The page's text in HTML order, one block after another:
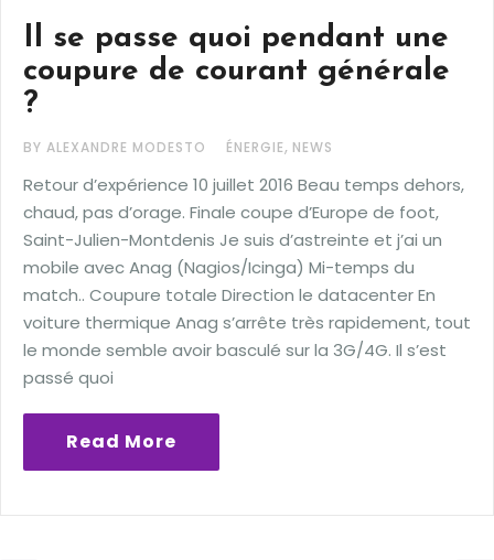
Il se passe quoi pendant une
coupure de courant générale
?
BY ALEXANDRE MODESTO ÉNERGIE, NEWS
Retour d’expérience 10 juillet 2016 Beau temps dehors,
chaud, pas d’orage. Finale coupe d’Europe de foot,
Saint-Julien-Montdenis Je suis d’astreinte et j’ai un
mobile avec Anag (Nagios/Icinga) Mi-temps du
match.. Coupure totale Direction le datacenter En
voiture thermique Anag s’arrête très rapidement, tout
le monde semble avoir basculé sur la 3G/4G. Il s’est
passé quoi
Read More